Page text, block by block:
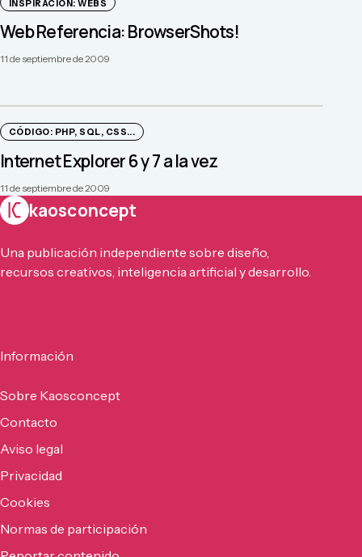
INSPIRACIÓN: WEBS
Web Referencia: BrowserShots!
11 de septiembre de 2009
CÓDIGO: PHP, SQL, CSS...
Internet Explorer 6 y 7 a la vez
11 de septiembre de 2009
kaosconcept
Una publicación independiente sobre diseño,
recursos creativos, inteligencia artificial y desarrollo.
Información
Sobre Kaosconcept
Contacto
Aviso legal
Privacidad
Cookies
Normas de participación